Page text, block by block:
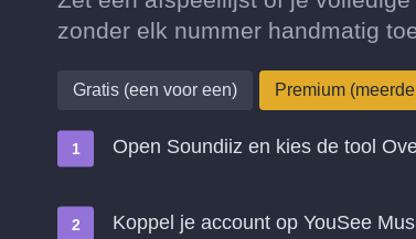
zonder elk nummer handmatig
Gratis (een voor een) Premium
Open Soundiiz en kies de tool
Koppel je account op YouSee